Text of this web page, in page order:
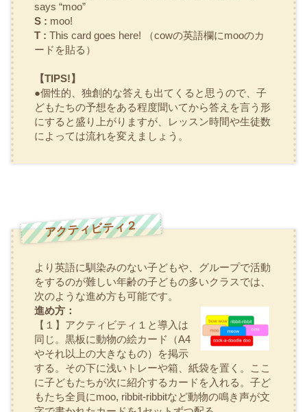
says “moo”
S : moo!
T : This card goes here! （cowの英語欄にmooのカ
ードを貼る）
【TIPS!】
●個性的、独創的な答えも出てくると思うので、子
どもたちの予想をある程度聞いてから答えを言う形
にすると盛り上がりますが、レッスン時間や生徒数
によっては流れを変えましょう。
アクティビティ２
より英語に馴染みのない子どもや、グループで活動
をするのが難しい年齢の子どもの多いクラスでは、
次のような進め方も可能です。
進め方：
【１】アクティビティ１と導入は
同じ。黒板に動物の絵カード（A4
やそれ以上の大きなもの）を掲示
する。その下に浅いトレーや箱、紙袋を置く。ここ
に子どもたちが次に紹介するカードを入れる。子ど
もたち全員にmoo, ribbit-ribbitなど動物の鳴き声が文